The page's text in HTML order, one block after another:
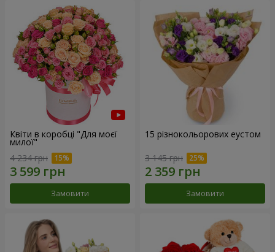
Квіти в коробці "Для моєї
милої"
4 234 грн
Замовити
15 різнокольорових еустом
3 145 грн
Замовити